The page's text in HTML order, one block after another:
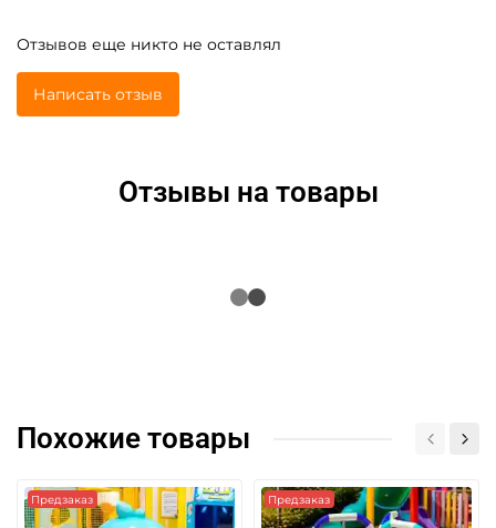
Отзывов еще никто не оставлял
Написать отзыв
Отзывы на товары
Похожие товары
Предзаказ Предзаказ